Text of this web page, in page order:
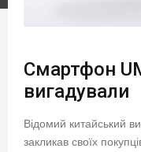
Смартфон
вигадували
Відомий китайський
закликав своїх